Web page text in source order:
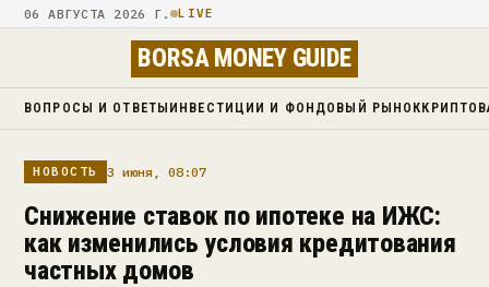
06 АВГУСТА 2026 Г. LIVE
BORSA MONEY GUIDE
ВОПРОСЫ И ОТВЕТЫ ИНВЕСТИЦИИ И ФОНДОВЫЙ РЫНОК
НОВОСТЬ 3 июня, 08:07
Снижение ставок по ипотеке на ИЖС:
как изменились условия кредитования
частных домов